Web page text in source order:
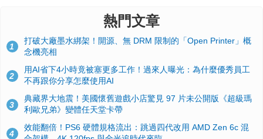
熱門文章
1
打破大廠墨水綁架！開源、無 DRM 限制的「Open Printer」概
念機亮相
2
用AI省下4小時竟被塞更多工作！過來人曝光：為什麼優秀員工
不再跟你分享怎麼使用AI
3
典藏界大地震！美國懷舊遊戲小店驚見 97 片未公開版《超級瑪
利歐兄弟》變體任天堂卡帶
4
效能翻倍！PS6 硬體規格流出：跳過四代改用 AMD Zen 6c 混